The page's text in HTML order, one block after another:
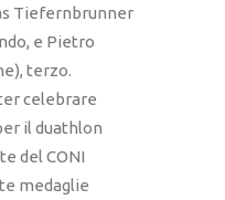
Tiefernbrunner
e Pietro
terzo.
celebrare
il duathlon
del CONI
medaglie